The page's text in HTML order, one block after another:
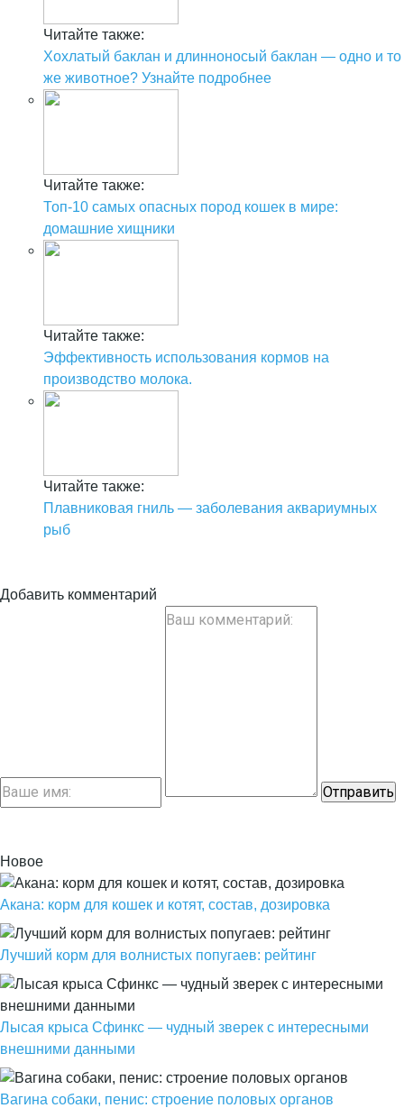
Читайте также:
Хохлатый баклан и длинноносый баклан — одно и то
же животное? Узнайте подробнее
Читайте также:
Топ-10 самых опасных пород кошек в мире:
домашние хищники
Читайте также:
Эффективность использования кормов на
производство молока.
Читайте также:
Плавниковая гниль — заболевания аквариумных
рыб
Добавить комментарий
Новое
Акана: корм для кошек и котят, состав, дозировка
Лучший корм для волнистых попугаев: рейтинг
Лысая крыса Сфинкс — чудный зверек с интересными
внешними данными
Вагина собаки, пенис: строение половых органов